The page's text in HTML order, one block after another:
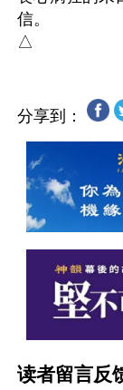
信。
分享到：
读者留言反